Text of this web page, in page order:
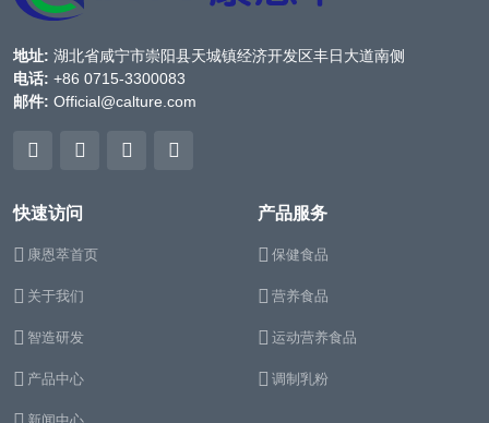
地址: 湖北省咸宁市崇阳县天城镇经济开发区丰日大道南侧
电话: +86 0715-3300083
邮件: Official@calture.com
快速访问
康恩萃首页
关于我们
智造研发
产品中心
产品服务
保健食品
营养食品
运动营养食品
调制乳粉